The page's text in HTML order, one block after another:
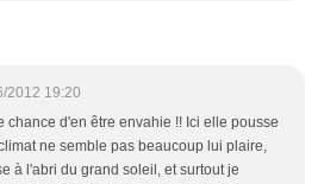
2012 19:20
chance d'en être envahie !! Ici elle pousse
ne semble pas beaucoup lui plaire,
à l'abri du grand soleil, et surtout je